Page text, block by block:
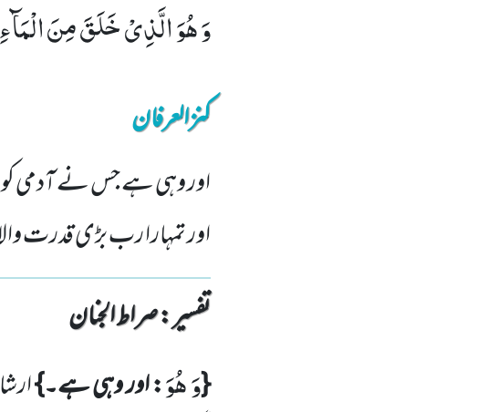
وَ هُوَ الَّذِیْ خَلَقَ مِنَ
کنزالعرفان
اور وہی ہے جس نے آدمی
اور تمہارا رب بڑی قدرت
تفسیر : ‎صراط الجنان
{وَ هُوَ: اور وہی ہے۔}